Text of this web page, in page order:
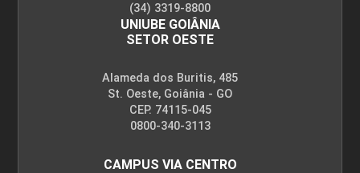
(34) 3319-8800
UNIUBE GOIÂNIA
SETOR OESTE
Alameda dos Buritis, 485
St. Oeste, Goiânia - GO
CEP. 74115-045
0800-340-3113
CAMPUS VIA CENTRO